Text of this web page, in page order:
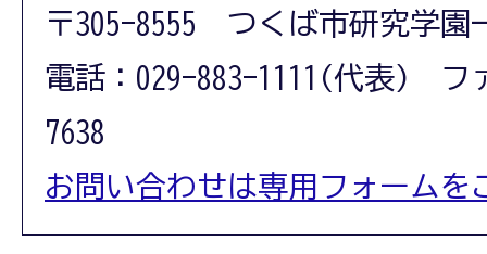
〒305-8555 つくば市研究学園
電話：029-883-1111(代表) フ
7638
お問い合わせは専用フォームを